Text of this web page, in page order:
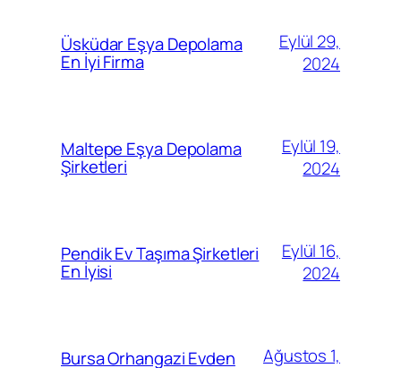
Üsküdar Eşya Depolama
En İyi Firma
Eylül 29,
2024
Maltepe Eşya Depolama
Şirketleri
Eylül 19,
2024
Pendik Ev Taşıma Şirketleri
En İyisi
Eylül 16,
2024
Bursa Orhangazi Evden
Ağustos 1,